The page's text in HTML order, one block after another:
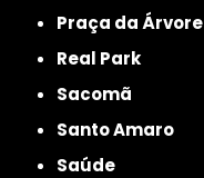
Praça da Árvore
Real Park
Sacomã
Santo Amaro
Saúde